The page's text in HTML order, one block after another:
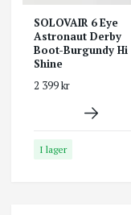
SOLOVAIR 6 Eye
Astronaut Derby
Boot-Burgundy Hi
Shine
2 399 kr
I lager